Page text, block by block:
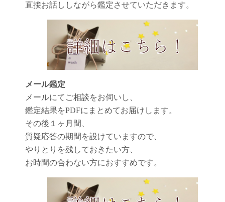
直接お話ししながら鑑定させていただきます。
メール鑑定
メールにてご相談をお伺いし、
鑑定結果をPDFにまとめてお届けします。
その後１ヶ月間、
質疑応答の期間を設けていますので、
やりとりを残しておきたい方、
お時間の合わない方におすすめです。